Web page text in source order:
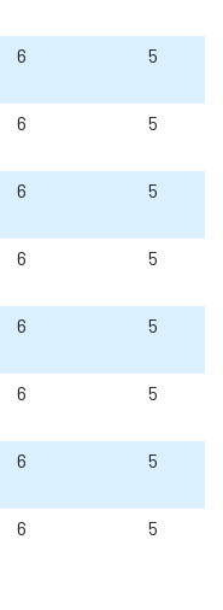
6 5
6 5
6 5
6 5
6 5
6 5
6 5
6 5